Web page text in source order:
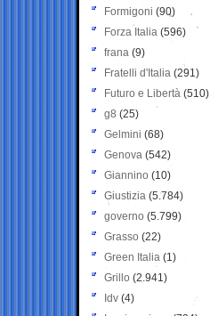
Formigoni (90)
Forza Italia (596)
frana (9)
Fratelli d'Italia (291)
Futuro e Libertà (510)
g8 (25)
Gelmini (68)
Genova (542)
Giannino (10)
Giustizia (5.784)
governo (5.799)
Grasso (22)
Green Italia (1)
Grillo (2.941)
Idv (4)